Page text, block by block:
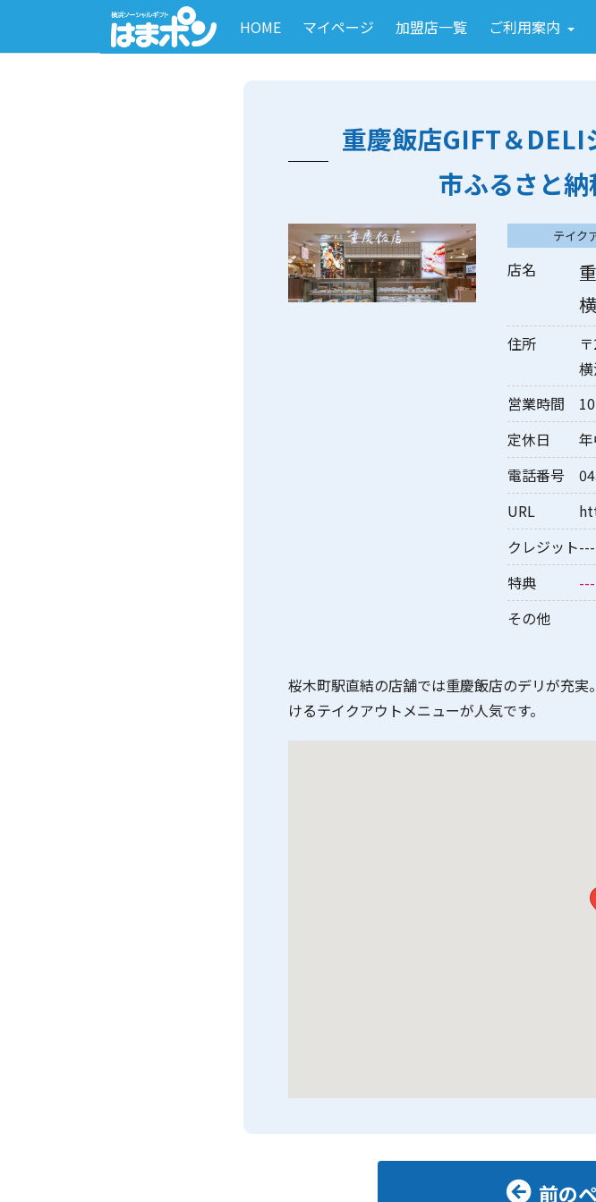
HOME マイページ 加盟店一覧 ご利用案内
重慶飯店GIFT＆
市ふるさと納
テイク
店名
住所
営業時間
定休日
電話番号
URL
クレジット---
特典
---
その他
桜木町駅直結の店舗では重慶飯店のデリが充
けるテイクアウトメニューが人気です。
前の